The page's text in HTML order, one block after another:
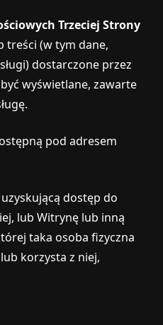
Trzeciej Strony
treści (w tym dane,
dostarczone przez
wyświetlane, zawarte
pod adresem
dostęp do
lub Witrynę lub inną
taka osoba fizyczna
korzysta z niej,